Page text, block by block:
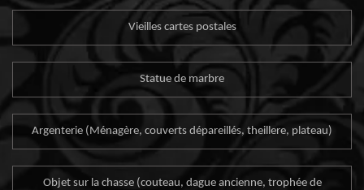
Vieilles cartes postales
Statue de marbre
Argenterie (Ménagère, couverts dépareillés, theillere, plateau)
Objet sur la chasse (couteau, dague ancienne, trophée de